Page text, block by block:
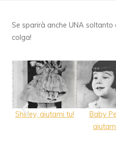
Se sparirà anche UNA
colga!
Shirley, aiutami tu!
Baby